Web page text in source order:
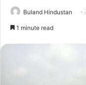
Buland Hindustan
1 minute read